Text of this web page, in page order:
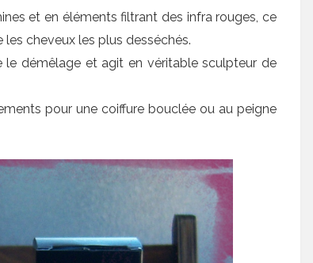
et en éléments filtrant des infra rouges, ce
cheveux les plus desséchés.
démêlage et agit en véritable sculpteur de
pour une coiffure bouclée ou au peigne